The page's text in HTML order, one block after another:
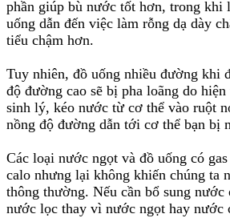
phần giúp bù nước tốt hơn, trong khi
uống dẫn đến việc làm rỗng dạ dày
tiểu chậm hơn.
Tuy nhiên, đồ uống nhiều đường khi
độ đường cao sẽ bị pha loãng do
sinh lý, kéo nước từ cơ thể vào ruột
nồng độ đường dẫn tới cơ thể bạn bị
Các loại nước ngọt và đồ uống có
calo nhưng lại không khiến chúng ta
thông thường. Nếu cần bổ sung nước
nước lọc thay vì nước ngọt hay nước